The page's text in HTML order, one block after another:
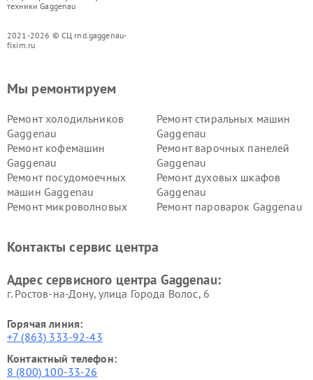
техники Gaggenau
2021-2026 © СЦ rnd.gaggenau-
fixim.ru
Мы ремонтируем
Ремонт холодильников
Gaggenau
Ремонт стиральных машин
Gaggenau
Ремонт кофемашин
Gaggenau
Ремонт варочных панелей
Gaggenau
Ремонт посудомоечных
машин Gaggenau
Ремонт духовых шкафов
Gaggenau
Ремонт микроволновых
Ремонт пароварок Gaggenau
Контакты сервис центра
Адрес сервисного центра Gaggenau:
г. Ростов-на-Дону, улица Города Волос, 6
Горячая линия:
+7 (863) 333-92-43
Контактный телефон:
8 (800) 100-33-26